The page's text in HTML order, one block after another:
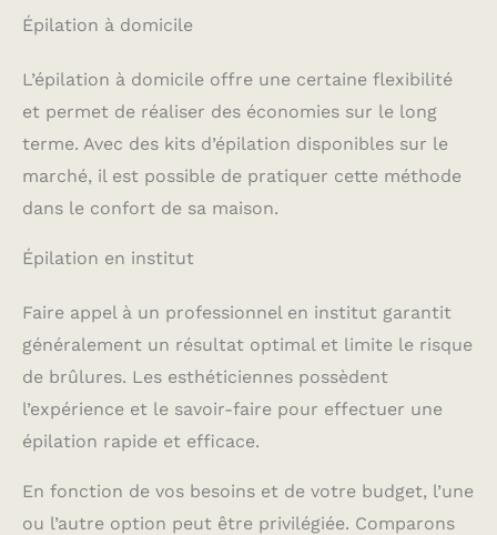
Épilation à domicile
L’épilation à domicile offre une certaine flexibilité
et permet de réaliser des économies sur le long
terme. Avec des kits d’épilation disponibles sur le
marché, il est possible de pratiquer cette méthode
dans le confort de sa maison.
Épilation en institut
Faire appel à un professionnel en institut garantit
généralement un résultat optimal et limite le risque
de brûlures. Les esthéticiennes possèdent
l’expérience et le savoir-faire pour effectuer une
épilation rapide et efficace.
En fonction de vos besoins et de votre budget, l’une
ou l’autre option peut être privilégiée. Comparons